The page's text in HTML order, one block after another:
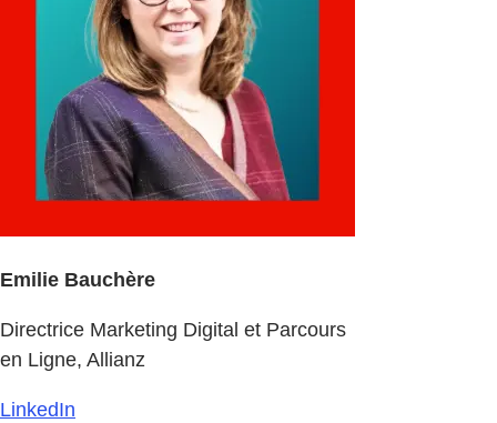
Emilie Bauchère
Directrice Marketing Digital et Parcours
en Ligne, Allianz
LinkedIn